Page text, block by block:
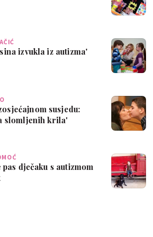
izvukla iz autizma'
susjedu:
slomljenih krila'
dječaku s autizmom